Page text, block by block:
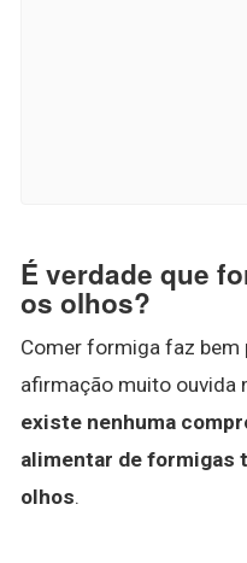
É verdade que
os olhos?
Comer formiga faz bem
afirmação muito ouvida
existe nenhuma
alimentar de formigas
olhos.